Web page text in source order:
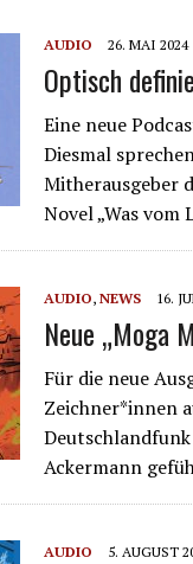
AUDIO 26. MAI 2024
Optisch
Eine neue
Diesmal
Mitherausgeber
Novel „Was vom
AUDIO, NEWS 16.
Neue „Moga
Für die neue
Zeichner*innen
Ackermann
AUDIO 5. AUGUST